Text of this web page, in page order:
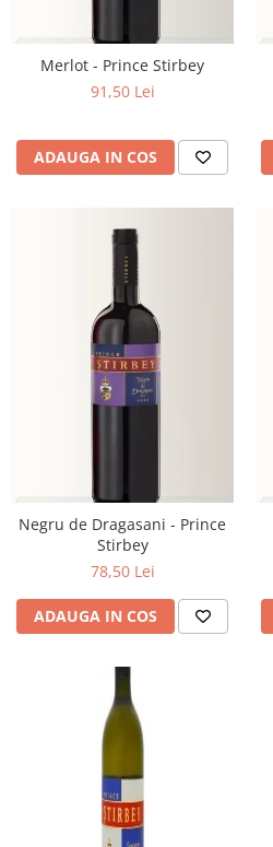
Merlot - Prince Stirbey
91,50 Lei
ADAUGA IN COS
Negru de Dragasani - Prince
Stirbey
78,50 Lei
ADAUGA IN COS